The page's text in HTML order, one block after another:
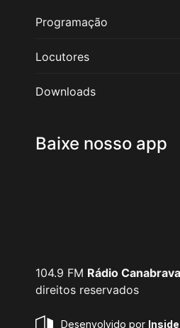
Programação
Locutores
Downloads
Baixe nosso app
104.9 FM Rádio Canabrava
direitos reservados
Desenvolvido por